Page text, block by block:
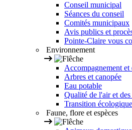
Conseil municipal
Séances du conseil
Comités municipaux
Avis publics et
Pointe-Claire vous
Environnement
Accompagnement
Arbres et canopée
Eau potable
Qualité de l'air et des
Transition écologique
Faune, flore et espèces